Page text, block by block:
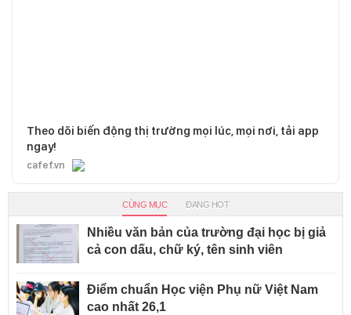
Theo dõi biến động thị trường mọi lúc, mọi nơi, tải app
ngay!
cafef.vn
CÙNG MỤC ĐANG HOT
Nhiều văn bản của trường đại học bị giả
cả con dấu, chữ ký, tên sinh viên
Điểm chuẩn Học viện Phụ nữ Việt Nam
cao nhất 26,1